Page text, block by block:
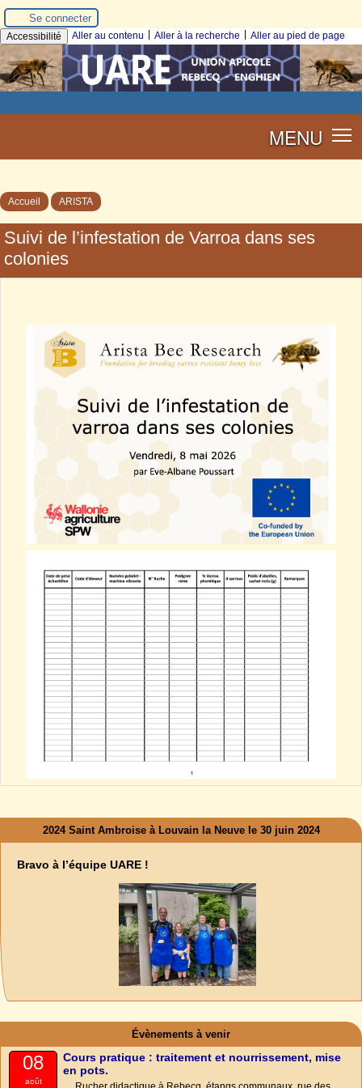
Se connecter
Accessibilité Aller au contenu Aller à la recherche Aller au pied de page
MENU
Accueil ARISTA
Suivi de l’infestation de Varroa dans ses
colonies
2024 Saint Ambroise à Louvain la Neuve le 30 juin 2024
Bravo à l’équipe UARE !
Évènements à venir
08
août
Cours pratique : traitement et nourrissement, mise
en pots.